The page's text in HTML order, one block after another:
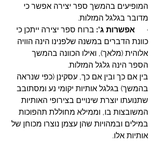
המופיעים בהמשך ספר יצירה אפשר כי
מדובר בגלגל המזלות.
· אפשרות ג': ברוח ספר יצירה ייתכן כי
כוונת הדברים במשנה שלפנינו הינה הוויה
אלוהית (מלאך), ואילו הכוונה בהמשך
הספר הינה גלגל המזלות.
בין אם כך ובין אם כך, עסקינן (כפי שנראה
בהמשך) בגלגל אותיות יקומי נע ומסתובב
שתנועתו יוצרת שינויים בצירופי האותיות
המשובצות בו, וממילא מחוללת תהפוכות
במילים ובמהויות שהן עצמן נוצרו מכוחן של
אותיות אלו.